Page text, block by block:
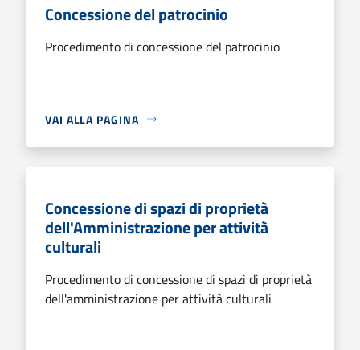
Concessione del patrocinio
Procedimento di concessione del patrocinio
VAI ALLA PAGINA
Concessione di spazi di proprietà
dell'Amministrazione per attività
culturali
Procedimento di concessione di spazi di proprietà
dell'amministrazione per attività culturali